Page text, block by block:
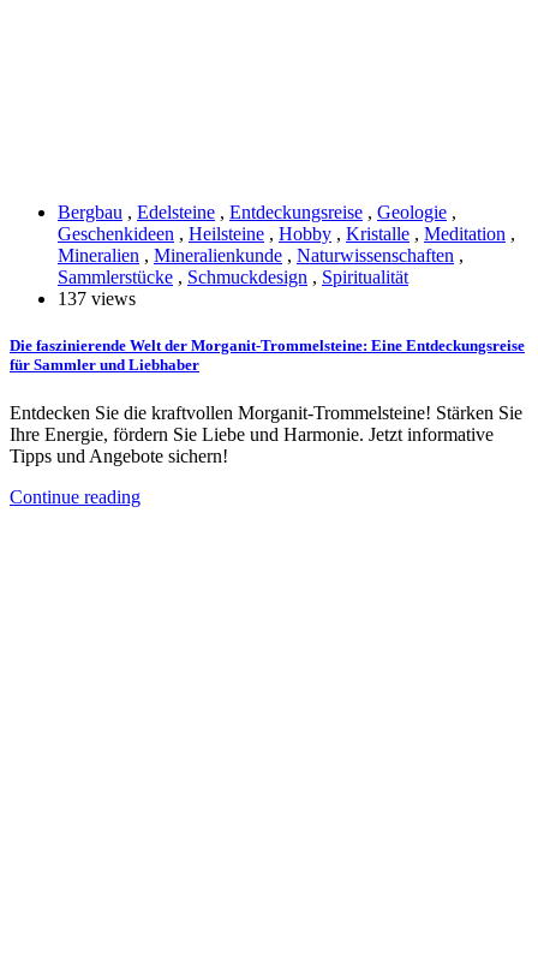
Bergbau , Edelsteine , Entdeckungsreise , Geologie ,
Geschenkideen , Heilsteine , Hobby , Kristalle , Meditation ,
Mineralien , Mineralienkunde , Naturwissenschaften ,
Sammlerstücke , Schmuckdesign , Spiritualität
137 views
Die faszinierende Welt der Morganit-Trommelsteine: Eine Entdeckungsreise
für Sammler und Liebhaber
Entdecken Sie die kraftvollen Morganit-Trommelsteine! Stärken Sie
Ihre Energie, fördern Sie Liebe und Harmonie. Jetzt informative
Tipps und Angebote sichern!
Continue reading